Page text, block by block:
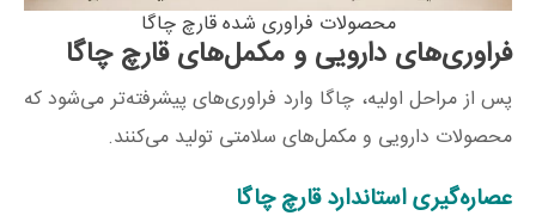
محصولات فراوری شده قارچ چاگا
فراوری‌های دارویی و مکمل‌های قارچ چاگا
پس از مراحل اولیه، چاگا وارد فراوری‌های پیشرفته‌تر می‌شود که
محصولات دارویی و مکمل‌های سلامتی تولید می‌کنند.
عصاره‌گیری استاندارد قارچ چاگا